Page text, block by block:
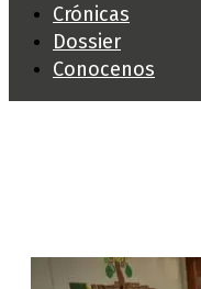
Crónicas
Dossier
Conocenos